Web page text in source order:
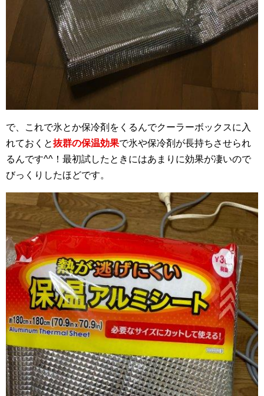
で、これで氷とか保冷剤をくるんでクーラーボックスに入
れておくと抜群の保温効果で氷や保冷剤が長持ちさせられ
るんです^^！最初試したときにはあまりに効果が凄いので
びっくりしたほどです。